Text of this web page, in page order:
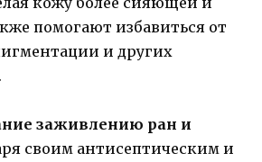
помогают избавиться от
и других
заживлению ран и
своим антисептическим и